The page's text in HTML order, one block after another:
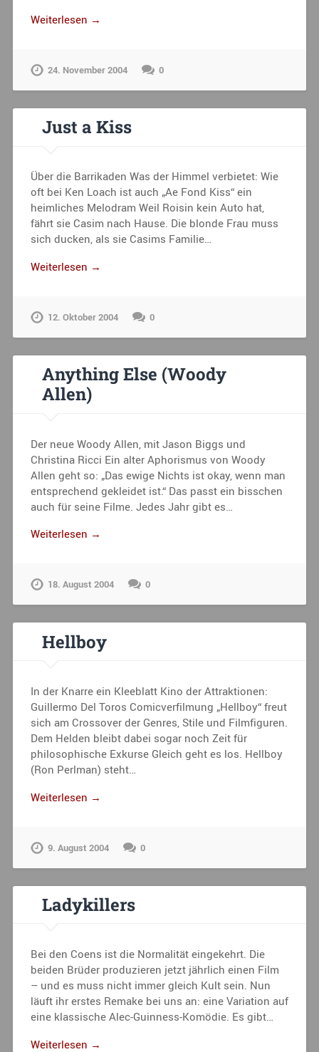
Weiterlesen →
24. November 2004 0
Just a Kiss
Über die Barrikaden Was der Himmel verbietet: Wie
oft bei Ken Loach ist auch „Ae Fond Kiss“ ein
heimliches Melodram Weil Roisin kein Auto hat,
fährt sie Casim nach Hause. Die blonde Frau muss
sich ducken, als sie Casims Familie…
Weiterlesen →
12. Oktober 2004 0
Anything Else (Woody
Allen)
Der neue Woody Allen, mit Jason Biggs und
Christina Ricci Ein alter Aphorismus von Woody
Allen geht so: „Das ewige Nichts ist okay, wenn man
entsprechend gekleidet ist.“ Das passt ein bisschen
auch für seine Filme. Jedes Jahr gibt es…
Weiterlesen →
18. August 2004 0
Hellboy
In der Knarre ein Kleeblatt Kino der Attraktionen:
Guillermo Del Toros Comicverfilmung „Hellboy“ freut
sich am Crossover der Genres, Stile und Filmfiguren.
Dem Helden bleibt dabei sogar noch Zeit für
philosophische Exkurse Gleich geht es los. Hellboy
(Ron Perlman) steht…
Weiterlesen →
9. August 2004 0
Ladykillers
Bei den Coens ist die Normalität eingekehrt. Die
beiden Brüder produzieren jetzt jährlich einen Film
– und es muss nicht immer gleich Kult sein. Nun
läuft ihr erstes Remake bei uns an: eine Variation auf
eine klassische Alec-Guinness-Komödie. Es gibt…
Weiterlesen →